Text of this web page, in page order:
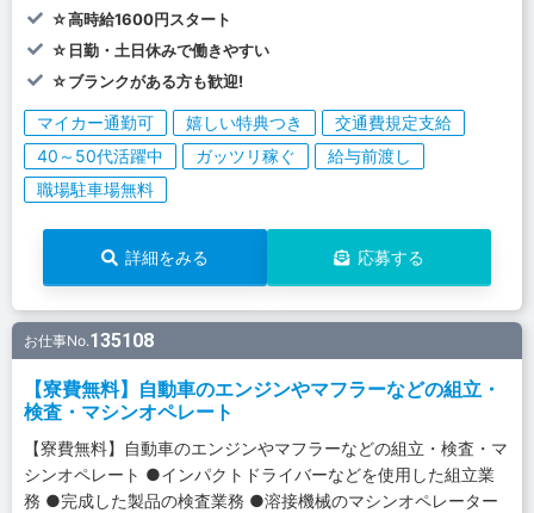
☆高時給1600円スタート
☆日勤・土日休みで働きやすい
☆ブランクがある方も歓迎!
マイカー通勤可 嬉しい特典つき
交通費規定支給
40～50代活躍中
ガッツリ稼ぐ
給与前渡し
職場駐車場無料
詳細をみる 応募する
お仕事No.135108
【寮費無料】自動車のエンジンやマフラーなどの組立・
検査・マシンオペレート
【寮費無料】自動車のエンジンやマフラーなどの組立・検査・マ
シンオペレート ●インパクトドライバーなどを使用した組立業
務 ●完成した製品の検査業務 ●溶接機械のマシンオペレーター